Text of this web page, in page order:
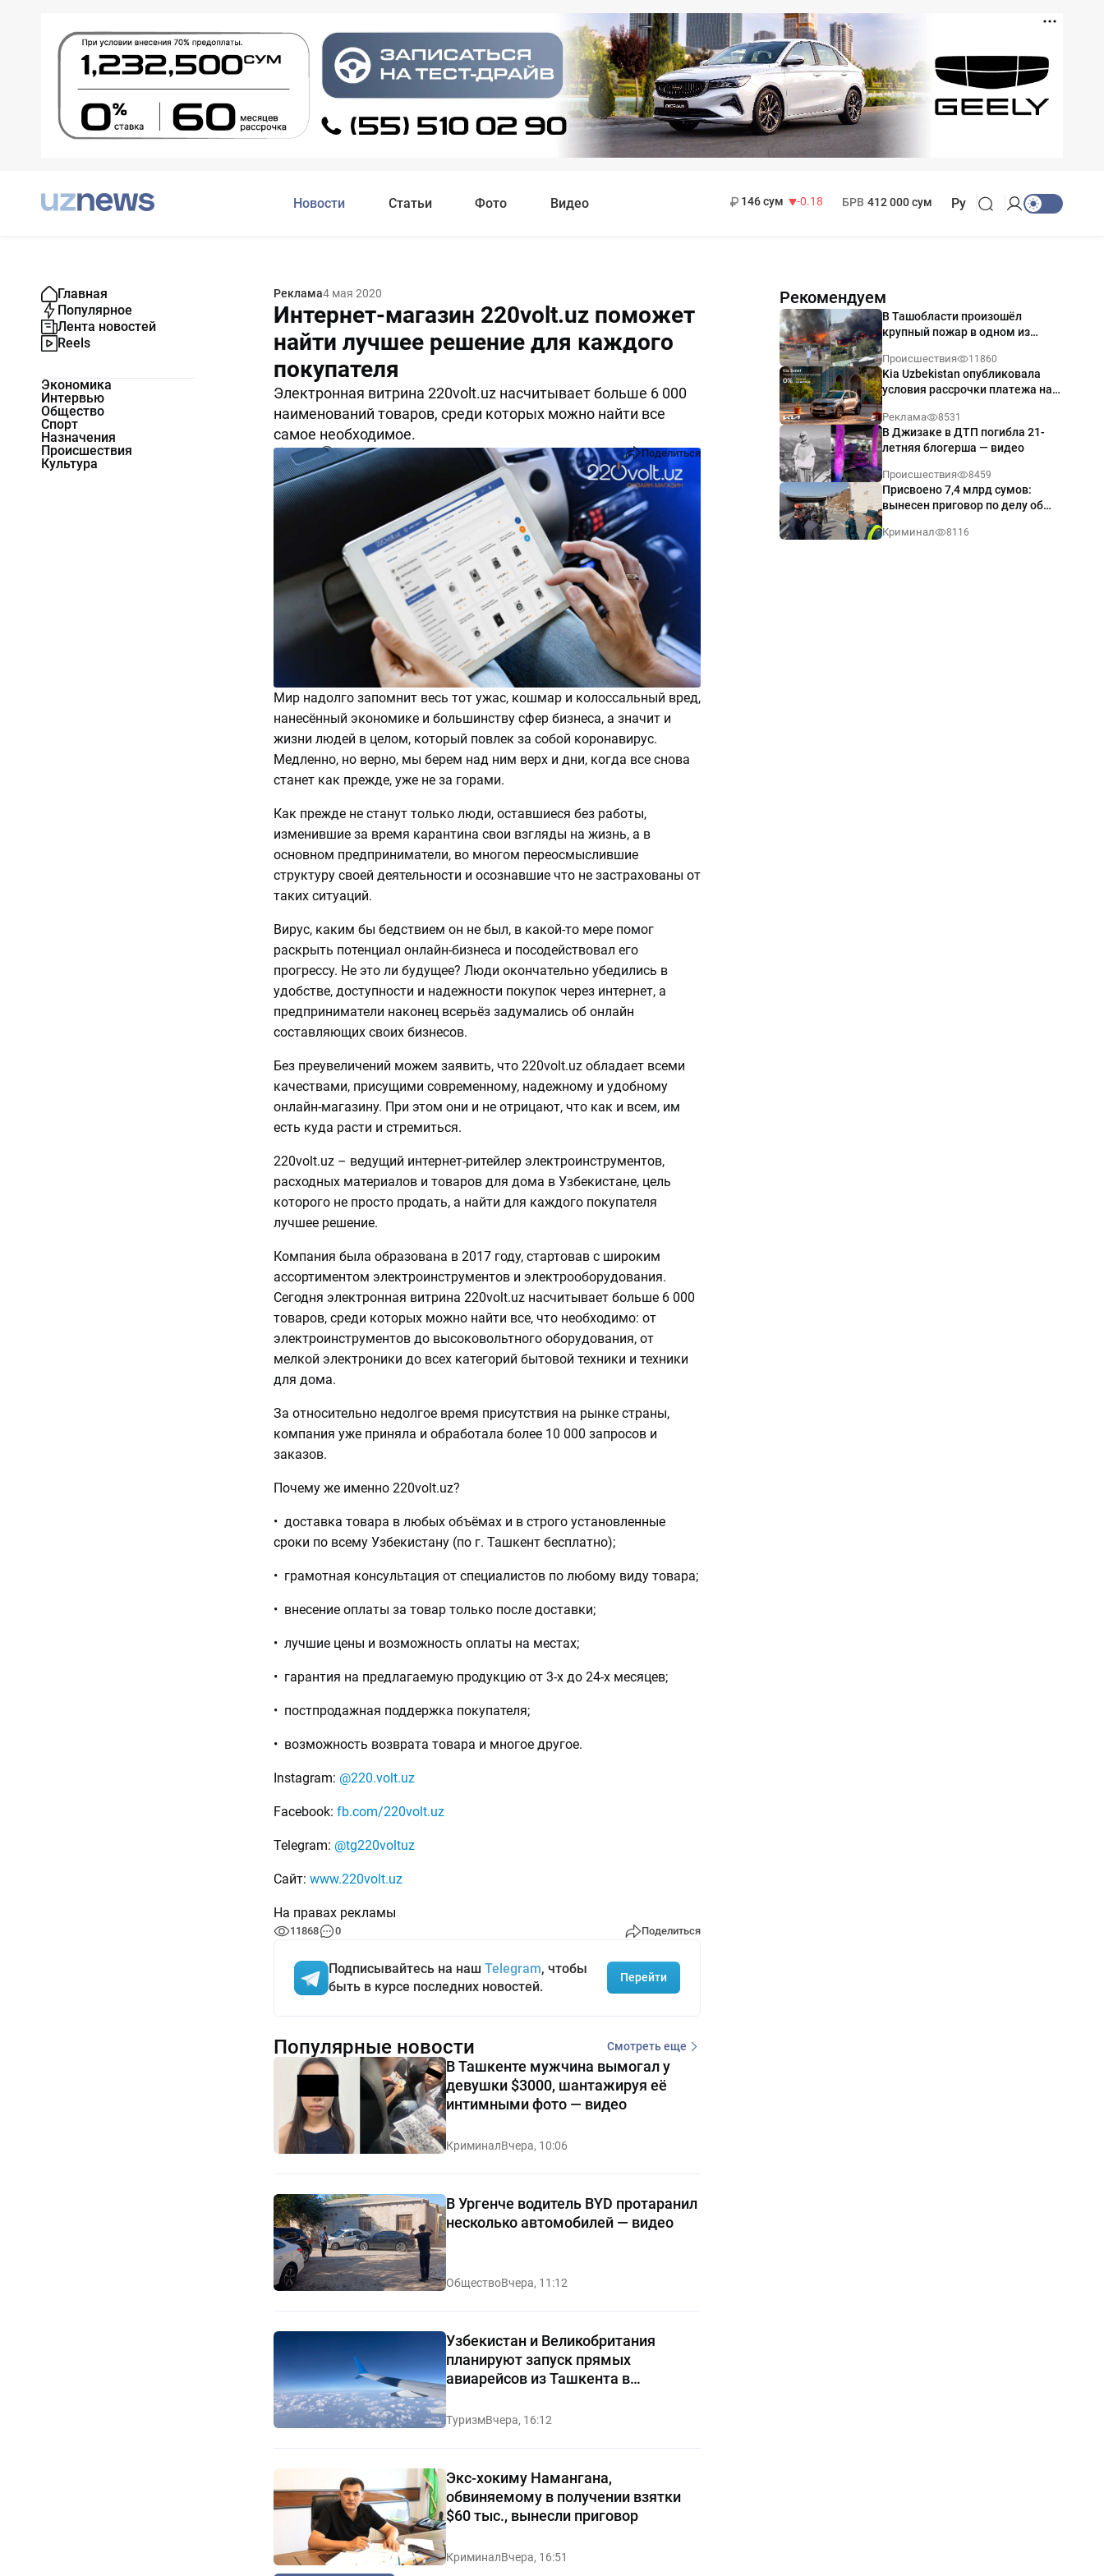
Новости Статьи Фото Видео
146 сум
-0.18
БРВ 412 000 сум Ру
Главная
Популярное
Лента новостей
Reels
Экономика
Интервью
Общество
Спорт
Назначения
Происшествия
Культура
Реклама4 мая 2020
Интернет-магазин 220volt.uz поможет
найти лучшее решение для каждого
покупателя
Электронная витрина 220volt.uz насчитывает больше 6 000
наименований товаров, среди которых можно найти все
самое необходимое.
11868 0 Поделиться
Мир надолго запомнит весь тот ужас, кошмар и колоссальный вред,
нанесённый экономике и большинству сфер бизнеса, а значит и
жизни людей в целом, который повлек за собой коронавирус.
Медленно, но верно, мы берем над ним верх и дни, когда все снова
станет как прежде, уже не за горами.
Как прежде не станут только люди, оставшиеся без работы,
изменившие за время карантина свои взгляды на жизнь, а в
основном предприниматели, во многом переосмыслившие
структуру своей деятельности и осознавшие что не застрахованы от
таких ситуаций.
Вирус, каким бы бедствием он не был, в какой-то мере помог
раскрыть потенциал онлайн-бизнеса и посодействовал его
прогрессу. Не это ли будущее? Люди окончательно убедились в
удобстве, доступности и надежности покупок через интернет, а
предприниматели наконец всерьёз задумались об онлайн
составляющих своих бизнесов.
Без преувеличений можем заявить, что 220volt.uz обладает всеми
качествами, присущими современному, надежному и удобному
онлайн-магазину. При этом они и не отрицают, что как и всем, им
есть куда расти и стремиться.
220volt.uz – ведущий интернет-ритейлер электроинструментов,
расходных материалов и товаров для дома в Узбекистане, цель
которого не просто продать, а найти для каждого покупателя
лучшее решение.
Компания была образована в 2017 году, стартовав с широким
ассортиментом электроинструментов и электрооборудования.
Сегодня электронная витрина 220volt.uz насчитывает больше 6 000
товаров, среди которых можно найти все, что необходимо: от
электроинструментов до высоковольтного оборудования, от
мелкой электроники до всех категорий бытовой техники и техники
для дома.
За относительно недолгое время присутствия на рынке страны,
компания уже приняла и обработала более 10 000 запросов и
заказов.
Почему же именно 220volt.uz?
• доставка товара в любых объёмах и в строго установленные
сроки по всему Узбекистану (по г. Ташкент бесплатно);
• грамотная консультация от специалистов по любому виду товара;
• внесение оплаты за товар только после доставки;
• лучшие цены и возможность оплаты на местах;
• гарантия на предлагаемую продукцию от 3-х до 24-х месяцев;
• постпродажная поддержка покупателя;
• возможность возврата товара и многое другое.
Instagram: @220.volt.uz
Facebook: fb.com/220volt.uz
Telegram: @tg220voltuz
Сайт: www.220volt.uz
На правах рекламы
11868 0 Поделиться
Подписывайтесь на наш Telegram, чтобы
быть в курсе последних новостей.
Перейти
Рекомендуем
В Ташобласти произошёл
крупный пожар в одном из
Происшествия 11860
Kia Uzbekistan опубликовала
условия рассрочки платежа на
годовых
Реклама 8531
В Джизаке в ДТП погибла 21-
летняя блогерша — видео
Происшествия 8459
Присвоено 7,4 млрд сумов:
вынесен приговор по делу об
Ташкенте
Криминал 8116
Популярные новости Смотреть еще
В Ташкенте мужчина вымогал у
девушки $3000, шантажируя её
интимными фото — видео
КриминалВчера, 10:06
В Ургенче водитель BYD протаранил
несколько автомобилей — видео
ОбществоВчера, 11:12
Узбекистан и Великобритания
планируют запуск прямых
авиарейсов из Ташкента в
Манчестер
ТуризмВчера, 16:12
Экс-хокиму Намангана,
обвиняемому в получении взятки
$60 тыс., вынесли приговор
КриминалВчера, 16:51